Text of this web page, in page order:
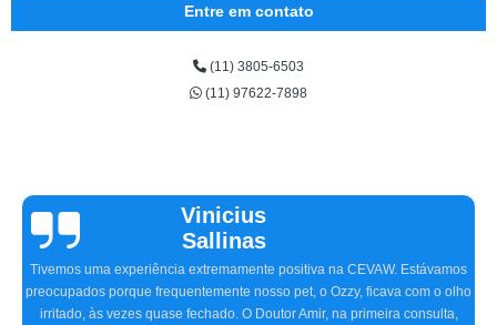
Entre em contato
(11) 3805-6503
(11) 97622-7898
Vinicius
Sallinas
Tivemos uma experiência extremamente positiva na CEVAW. Estávamos
preocupados porque frequentemente nosso pet, o Ozzy, ficava com o olho
irritado, às vezes quase fechado. O Doutor Amir, na primeira consulta,